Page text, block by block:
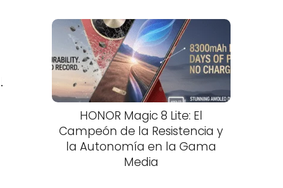
.
HONOR Magic 8 Lite: El
Campeón de la Resistencia y
la Autonomía en la Gama
Media